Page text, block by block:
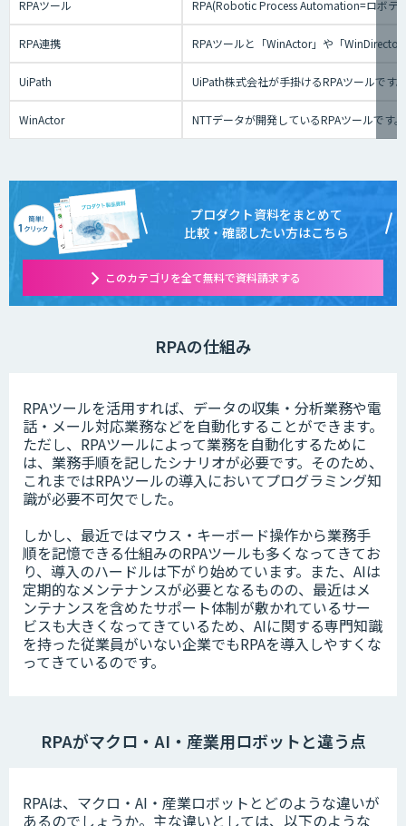
RPAツール RPA(Robotic Process Automation=ロボテ
RPA連携 RPAツールと「WinActor」や「
UiPath UiPath株式会社が手掛けるRPAツールです
WinActor NTTデータが開発しているRPAツールです
プロダクト資料をまとめて
比較・確認したい方はこちら
このカテゴリを全て無料で資料請求する
RPAの仕組み
RPAツールを活用すれば、データの収集・分析業務や電
話・メール対応業務などを自動化することができます。
ただし、RPAツールによって業務を自動化するために
は、業務手順を記したシナリオが必要です。そのため、
これまではRPAツールの導入においてプログラミング知
識が必要不可欠でした。
しかし、最近ではマウス・キーボード操作から業務手
順を記憶できる仕組みのRPAツールも多くなってきてお
り、導入のハードルは下がり始めています。また、AIは
定期的なメンテナンスが必要となるものの、最近はメ
ンテナンスを含めたサポート体制が敷かれているサー
ビスも大きくなってきているため、AIに関する専門知識
を持った従業員がいない企業でもRPAを導入しやすくな
ってきているのです。
RPAがマクロ・AI・産業用ロボットと違う点
RPAは、マクロ・AI・産業ロボットとどのような違いが
あるのでしょうか。主な違いとしては、以下のような